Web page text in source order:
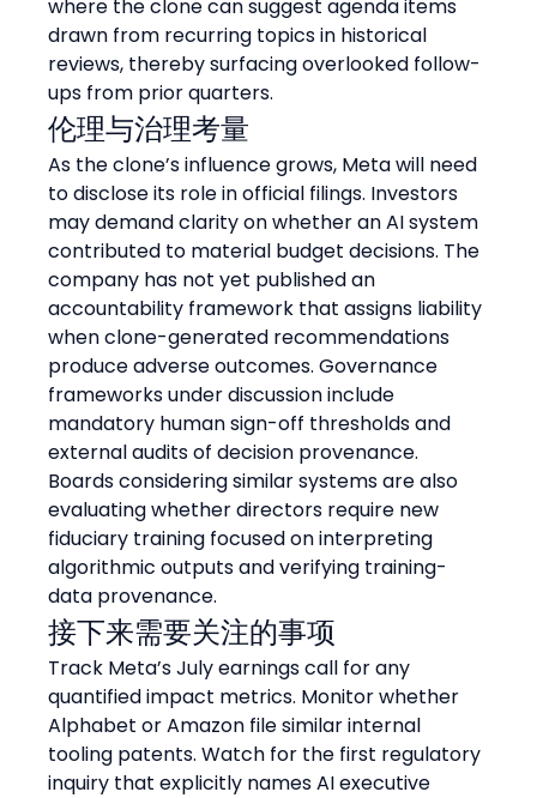
where the clone can suggest agenda items
drawn from recurring topics in historical
reviews, thereby surfacing overlooked follow-
ups from prior quarters.
伦理与治理考量
As the clone’s influence grows, Meta will need
to disclose its role in official filings. Investors
may demand clarity on whether an AI system
contributed to material budget decisions. The
company has not yet published an
accountability framework that assigns liability
when clone-generated recommendations
produce adverse outcomes. Governance
frameworks under discussion include
mandatory human sign-off thresholds and
external audits of decision provenance.
Boards considering similar systems are also
evaluating whether directors require new
fiduciary training focused on interpreting
algorithmic outputs and verifying training-
data provenance.
接下来需要关注的事项
Track Meta’s July earnings call for any
quantified impact metrics. Monitor whether
Alphabet or Amazon file similar internal
tooling patents. Watch for the first regulatory
inquiry that explicitly names AI executive